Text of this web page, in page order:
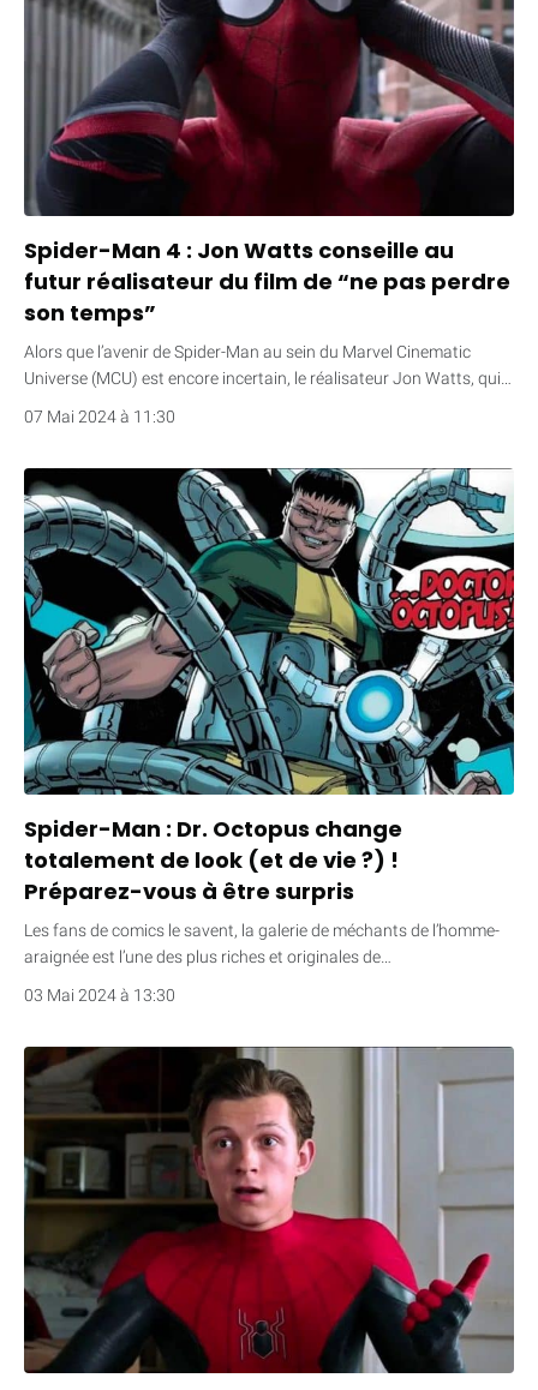
Spider-Man 4 : Jon Watts conseille au
futur réalisateur du film de “ne pas perdre
son temps”
Alors que l’avenir de Spider-Man au sein du Marvel Cinematic
Universe (MCU) est encore incertain, le réalisateur Jon Watts, qui…
07 Mai 2024 à 11:30
Spider-Man : Dr. Octopus change
totalement de look (et de vie ?) !
Préparez-vous à être surpris
Les fans de comics le savent, la galerie de méchants de l’homme-
araignée est l’une des plus riches et originales de…
03 Mai 2024 à 13:30